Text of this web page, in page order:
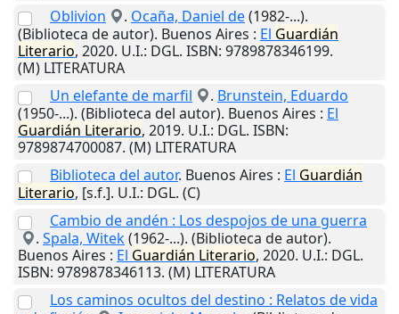
Oblivion
. Ocaña, Daniel de(1982-...).
(Biblioteca de autor). Buenos Aires : El Guardián
Literario, 2020. U.I.: DGL. ISBN: 9789878346199.
(M) LITERATURA
Un elefante de marfil
. Brunstein, Eduardo
(1950-...). (Biblioteca del autor). Buenos Aires : El
Guardián Literario, 2019. U.I.: DGL. ISBN:
9789874700087. (M) LITERATURA
Biblioteca del autor. Buenos Aires : El Guardián
Literario, [s.f.]. U.I.: DGL. (C)
Cambio de andén : Los despojos de una guerra
. Spala, Witek(1962-...). (Biblioteca de autor).
Buenos Aires : El Guardián Literario, 2020. U.I.: DGL.
ISBN: 9789878346113. (M) LITERATURA
Los caminos ocultos del destino : Relatos de vida